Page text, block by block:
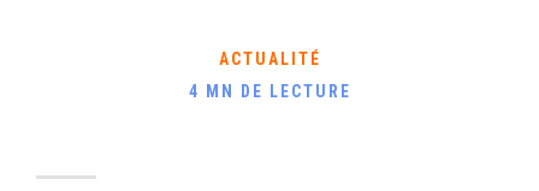
ACTUALITÉ
4 MN DE LECTURE